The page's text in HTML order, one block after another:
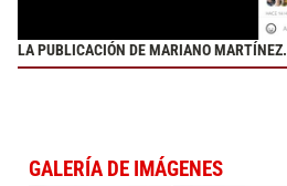
LA PUBLICACIÓN DE MARIANO MARTÍNEZ.
GALERÍA DE IMÁGENES